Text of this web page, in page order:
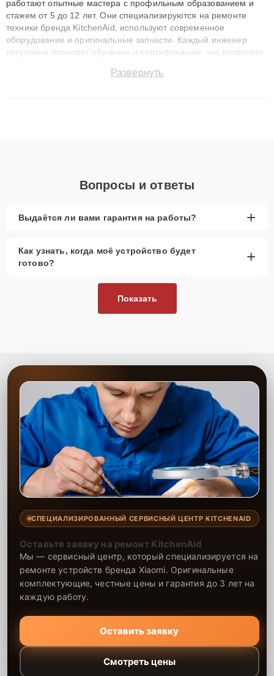
работают опытные мастера с профильным образованием и
стажем от 5 до 12 лет. Они специализируются на ремонте
техники бренда KitchenAid, используют современное
оборудование и оригинальные запчасти. Каждый инженер
регулярно проходит обучение и сертификацию, что позволяет
технику с сохранением гарантии до 3 лет. Наши мастера
Развернуть
Вопросы и ответы
Выдаётся ли вами гарантия на работы? +
Как узнать, когда моё устройство будет
готово?
+
Показать
СПЕЦИАЛИЗИРОВАННЫЙ СЕРВИСНЫЙ ЦЕНТР KITCHENAID
Оставьте заявку на ремонт KitchenAid
Мы — сервисный центр, который специализируется на
ремонте устройств бренда Xiaomi. Оригинальные
комплектующие, честные цены и гарантия до 3 лет на
каждую работу.
Оставить заявку
Смотреть цены